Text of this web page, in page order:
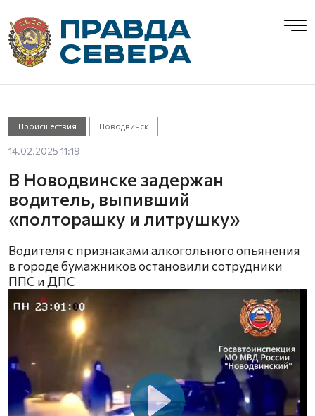
Происшествия Новодвинск
14.02.2025 11:19
В Новодвинске задержан
водитель, выпивший
«полторашку и литрушку»
Водителя с признаками алкогольного опьянения
в городе бумажников остановили сотрудники
ППС и ДПС